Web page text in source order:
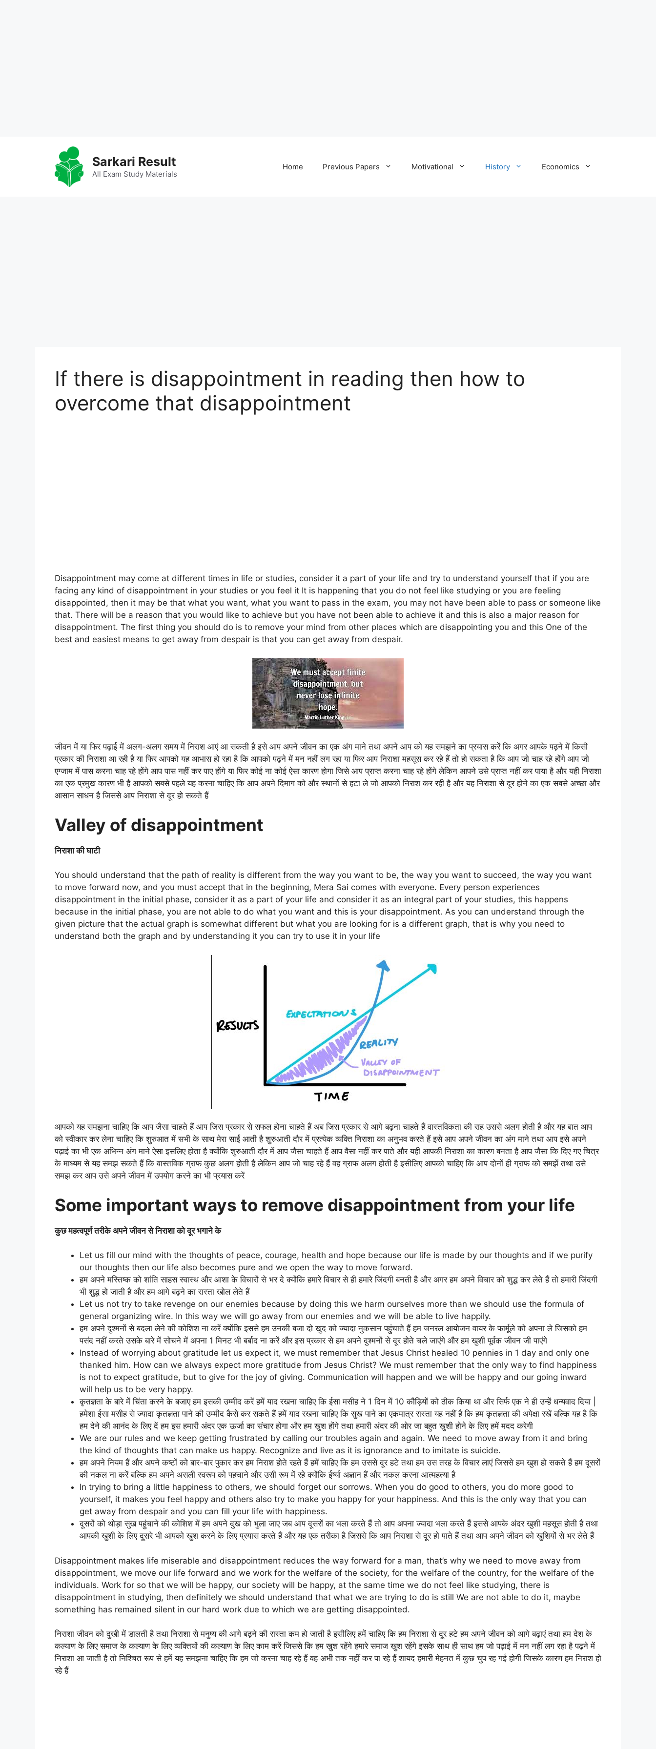
Sarkari Result
All Exam Study Materials
Home Previous Papers Motivational History Economics
If there is disappointment in reading then how to
overcome that disappointment
Disappointment may come at different times in life or studies, consider it a part of your life and try to understand yourself that if you are
facing any kind of disappointment in your studies or you feel it It is happening that you do not feel like studying or you are feeling
disappointed, then it may be that what you want, what you want to pass in the exam, you may not have been able to pass or someone like
that. There will be a reason that you would like to achieve but you have not been able to achieve it and this is also a major reason for
disappointment. The first thing you should do is to remove your mind from other places which are disappointing you and this One of the
best and easiest means to get away from despair is that you can get away from despair.
जीवन में या फिर पढ़ाई में अलग-अलग समय में निराश आएं आ सकती है इसे आप अपने जीवन का एक अंग माने तथा अपने आप को यह समझने का प्रयास करें कि अगर आपके पढ़ने में किसी
प्रकार की निराशा आ रही है या फिर आपको यह आभास हो रहा है कि आपको पढ़ने में मन नहीं लग रहा या फिर आप निराशा महसूस कर रहे हैं तो हो सकता है कि आप जो चाह रहे होंगे आप जो
एग्जाम में पास करना चाह रहे होंगे आप पास नहीं कर पाए होंगे या फिर कोई ना कोई ऐसा कारण होगा जिसे आप प्राप्त करना चाह रहे होंगे लेकिन आपने उसे प्राप्त नहीं कर पाया है और यही निराशा
का एक प्रमुख कारण भी है आपको सबसे पहले यह करना चाहिए कि आप अपने दिमाग को और स्थानों से हटा ले जो आपको निराश कर रही है और यह निराशा से दूर होने का एक सबसे अच्छा और
आसान साधन है जिससे आप निराशा से दूर हो सकते हैं
Valley of disappointment
निराशा की घाटी
You should understand that the path of reality is different from the way you want to be, the way you want to succeed, the way you want
to move forward now, and you must accept that in the beginning, Mera Sai comes with everyone. Every person experiences
disappointment in the initial phase, consider it as a part of your life and consider it as an integral part of your studies, this happens
because in the initial phase, you are not able to do what you want and this is your disappointment. As you can understand through the
given picture that the actual graph is somewhat different but what you are looking for is a different graph, that is why you need to
understand both the graph and by understanding it you can try to use it in your life
आपको यह समझना चाहिए कि आप जैसा चाहते हैं आप जिस प्रकार से सफल होना चाहते हैं अब जिस प्रकार से आगे बढ़ना चाहते हैं वास्तविकता की राह उससे अलग होती है और यह बात आप
को स्वीकार कर लेना चाहिए कि शुरुआत में सभी के साथ मेरा साईं आती है शुरुआती दौर में प्रत्येक व्यक्ति निराशा का अनुभव करते हैं इसे आप अपने जीवन का अंग माने तथा आप इसे अपने
पढ़ाई का भी एक अभिन्न अंग माने ऐसा इसलिए होता है क्योंकि शुरुआती दौर में आप जैसा चाहते हैं आप वैसा नहीं कर पाते और यही आपकी निराशा का कारण बनता है आप जैसा कि दिए गए चित्र
के माध्यम से यह समझ सकते हैं कि वास्तविक ग्राफ कुछ अलग होती है लेकिन आप जो चाह रहे हैं वह ग्राफ अलग होती है इसीलिए आपको चाहिए कि आप दोनों ही ग्राफ को समझें तथा उसे
समझ कर आप उसे अपने जीवन में उपयोग करने का भी प्रयास करें
Some important ways to remove disappointment from your life
कुछ महत्वपूर्ण तरीके अपने जीवन से निराशा को दूर भगाने के
Let us fill our mind with the thoughts of peace, courage, health and hope because our life is made by our thoughts and if we purify
our thoughts then our life also becomes pure and we open the way to move forward.
हम अपने मस्तिष्क को शांति साहस स्वास्थ और आशा के विचारों से भर दे क्योंकि हमारे विचार से ही हमारे जिंदगी बनती है और अगर हम अपने विचार को शुद्ध कर लेते हैं तो हमारी जिंदगी
भी शुद्ध हो जाती है और हम आगे बढ़ने का रास्ता खोल लेते हैं
Let us not try to take revenge on our enemies because by doing this we harm ourselves more than we should use the formula of
general organizing wire. In this way we will go away from our enemies and we will be able to live happily.
हम अपने दुश्मनों से बदला लेने की कोशिश ना करें क्योंकि इससे हम उनकी बजा दो खुद को ज्यादा नुकसान पहुंचाते हैं हम जनरल आयोजन वायर के फार्मूले को अपना ले जिसको हम
पसंद नहीं करते उसके बारे में सोचने में अपना 1 मिनट भी बर्बाद ना करें और इस प्रकार से हम अपने दुश्मनों से दूर होते चले जाएंगे और हम खुशी पूर्वक जीवन जी पाएंगे
Instead of worrying about gratitude let us expect it, we must remember that Jesus Christ healed 10 pennies in 1 day and only one
thanked him. How can we always expect more gratitude from Jesus Christ? We must remember that the only way to find happiness
is not to expect gratitude, but to give for the joy of giving. Communication will happen and we will be happy and our going inward
will help us to be very happy.
कृतज्ञता के बारे में चिंता करने के बजाए हम इसकी उम्मीद करें हमें याद रखना चाहिए कि ईसा मसीह ने 1 दिन में 10 कौड़ियों को ठीक किया था और सिर्फ एक ने ही उन्हें धन्यवाद दिया |
हमेशा ईसा मसीह से ज्यादा कृतज्ञता पाने की उम्मीद कैसे कर सकते हैं हमें याद रखना चाहिए कि सुख पाने का एकमात्र रास्ता यह नहीं है कि हम कृतज्ञता की अपेक्षा रखें बल्कि यह है कि
हम देने की आनंद के लिए दें हम इस हमारी अंदर एक ऊर्जा का संचार होगा और हम खुश होंगे तथा हमारी अंदर की ओर जा बहुत खुशी होने के लिए हमें मदद करेगी
We are our rules and we keep getting frustrated by calling our troubles again and again. We need to move away from it and bring
the kind of thoughts that can make us happy. Recognize and live as it is ignorance and to imitate is suicide.
हम अपने नियम हैं और अपने कष्टों को बार-बार पुकार कर हम निराश होते रहते हैं हमें चाहिए कि हम उससे दूर हटे तथा हम उस तरह के विचार लाएं जिससे हम खुश हो सकते हैं हम दूसरों
की नकल ना करें बल्कि हम अपने असली स्वरूप को पहचाने और उसी रूप में रहे क्योंकि ईर्ष्या अज्ञान हैं और नकल करना आत्महत्या है
In trying to bring a little happiness to others, we should forget our sorrows. When you do good to others, you do more good to
yourself, it makes you feel happy and others also try to make you happy for your happiness. And this is the only way that you can
get away from despair and you can fill your life with happiness.
दूसरों को थोड़ा सुख पहुंचाने की कोशिश में हम अपने दुख को भुला जाए जब आप दूसरों का भला करते हैं तो आप अपना ज्यादा भला करते हैं इससे आपके अंदर खुशी महसूस होती है तथा
आपकी खुशी के लिए दूसरे भी आपको खुश करने के लिए प्रयास करते हैं और यह एक तरीका है जिससे कि आप निराशा से दूर हो पाते हैं तथा आप अपने जीवन को खुशियों से भर लेते हैं
Disappointment makes life miserable and disappointment reduces the way forward for a man, that’s why we need to move away from
disappointment, we move our life forward and we work for the welfare of the society, for the welfare of the country, for the welfare of the
individuals. Work for so that we will be happy, our society will be happy, at the same time we do not feel like studying, there is
disappointment in studying, then definitely we should understand that what we are trying to do is still We are not able to do it, maybe
something has remained silent in our hard work due to which we are getting disappointed.
निराशा जीवन को दुखी में डालती है तथा निराशा से मनुष्य की आगे बढ़ने की रास्ता कम हो जाती है इसीलिए हमें चाहिए कि हम निराशा से दूर हटे हम अपने जीवन को आगे बढ़ाएं तथा हम देश के
कल्याण के लिए समाज के कल्याण के लिए व्यक्तियों की कल्याण के लिए काम करें जिससे कि हम खुश रहेंगे हमारे समाज खुश रहेंगे इसके साथ ही साथ हम जो पढ़ाई में मन नहीं लग रहा है पढ़ने में
निराशा आ जाती है तो निश्चित रूप से हमें यह समझना चाहिए कि हम जो करना चाह रहे हैं वह अभी तक नहीं कर पा रहे हैं शायद हमारी मेहनत में कुछ चुप रह गई होगी जिसके कारण हम निराश हो
रहे हैं